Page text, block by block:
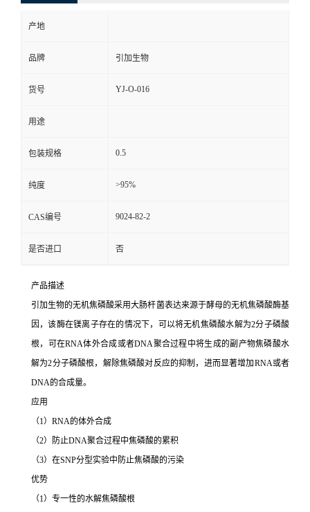
产地
品牌 引加生物
货号 YJ-O-016
用途
包装规格 0.5
纯度 >95%
CAS编号 9024-82-2
是否进口 否
产品描述
引加生物的无机焦磷酸采用大肠杆菌表达来源于酵母的无机焦磷酸酶基
因，该酶在镁离子存在的情况下，可以将无机焦磷酸水解为2分子磷酸
根，可在RNA体外合成或者DNA聚合过程中将生成的副产物焦磷酸水
解为2分子磷酸根，解除焦磷酸对反应的抑制，进而显著增加RNA或者
DNA的合成量。
应用
（1）RNA的体外合成
（2）防止DNA聚合过程中焦磷酸的累积
（3）在SNP分型实验中防止焦磷酸的污染
优势
（1）专一性的水解焦磷酸根